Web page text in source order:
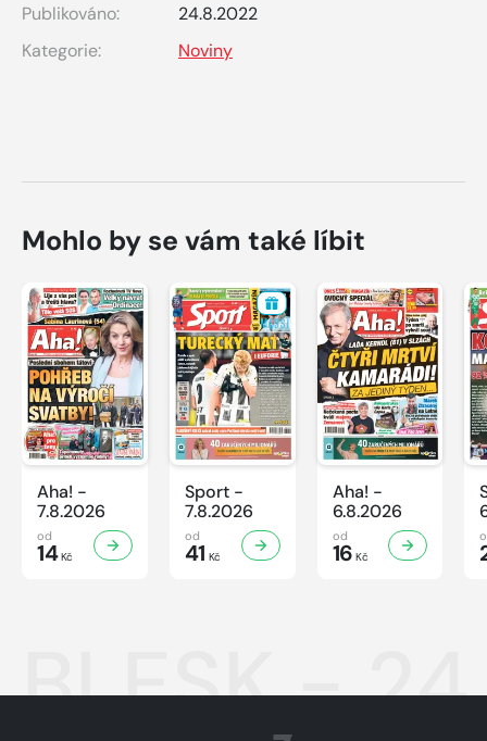
Publikováno:
24.8.2022
Kategorie:
Noviny
Mohlo by se vám také líbit
Aha! -
7.8.2026
od
14Kč
Sport -
7.8.2026
od
41 Kč
Aha! -
6.8.2026
od
16 Kč
BLESK -